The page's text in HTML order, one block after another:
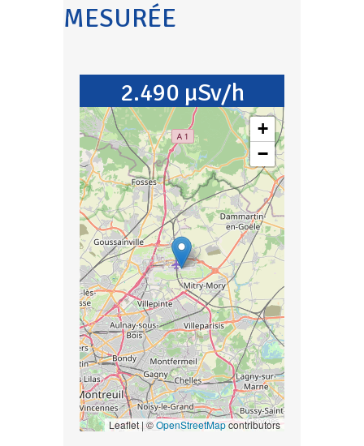
MESURÉE
2.490 µSv/h
+
−
Leaflet | ©OpenStreetMapcontributors